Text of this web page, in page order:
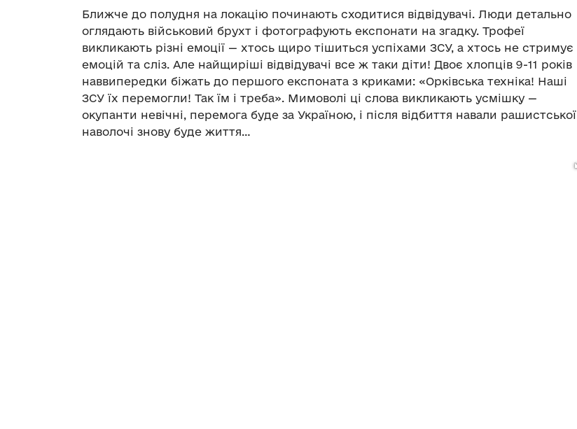
Ближче до полудня на локацію починають сходитися відвідувачі. Люди детально
оглядають військовий брухт і фотографують експонати на згадку. Трофеї
викликають різні емоції — хтось щиро тішиться успіхами ЗСУ, а хтось не стримує
емоцій та сліз. Але найщиріші відвідувачі все ж таки діти! Двоє хлопців 9-11 років
наввипередки біжать до першого експоната з криками: «Орківська техніка! Наші
ЗСУ їх перемогли! Так їм і треба». Мимоволі ці слова викликають усмішку —
окупанти невічні, перемога буде за Україною, і після відбиття навали рашистської
наволочі знову буде життя…